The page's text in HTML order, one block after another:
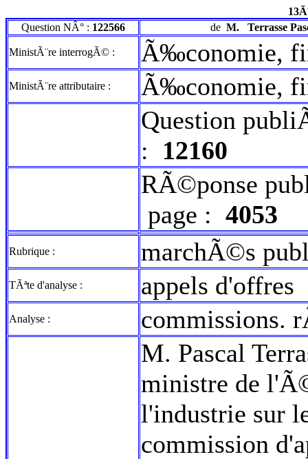
Question NÂ° : 122566 de M. Terrasse
MinistÃ¨re interrogÃ© : Ã‰conomie,
MinistÃ¨re attributaire :
Ã‰conomie,
Question
: 12160
RÃ©ponse
page : 4053
Rubrique : marchÃ©s
TÃªte d'analyse : appels d'offres
Analyse : commissions.
M. Pascal
ministre de
l'industrie sur
commission